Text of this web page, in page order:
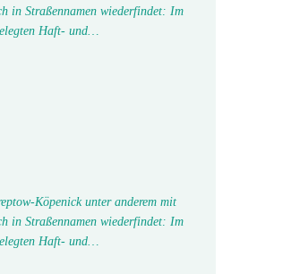
in Straßennamen wiederfindet: Im
Haft- und…
Köpenick unter anderem mit
in Straßennamen wiederfindet: Im
Haft- und…